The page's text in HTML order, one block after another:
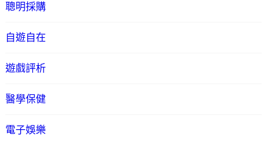
聰明採購
自遊自在
遊戲評析
醫學保健
電子娛樂